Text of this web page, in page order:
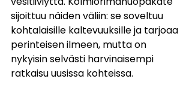
sijoittuu näiden väliin: se soveltuu
kohtalaisille kaltevuuksille ja tarjoaa
perinteisen ilmeen, mutta on
nykyisin selvästi harvinaisempi
ratkaisu uusissa kohteissa.